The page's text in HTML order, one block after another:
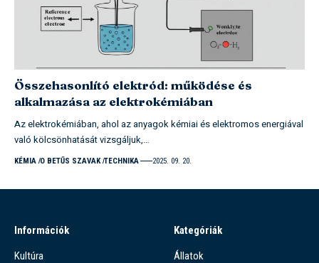
Összehasonlító elektród: működése és
alkalmazása az elektrokémiában
Az elektrokémiában, ahol az anyagok kémiai és elektromos energiával
való kölcsönhatását vizsgáljuk,…
KÉMIA O BETŰS SZAVAK TECHNIKA 2025. 09. 20.
Információk
Kultúra
Kategóriák
Állatok